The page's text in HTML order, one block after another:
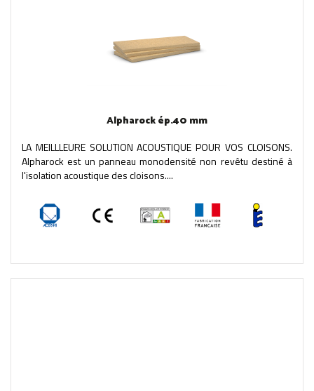
Alpharock ép.40 mm
LA MEILLLEURE SOLUTION ACOUSTIQUE POUR VOS CLOISONS.
Alpharock est un panneau monodensité non revêtu destiné à
l'isolation acoustique des cloisons....